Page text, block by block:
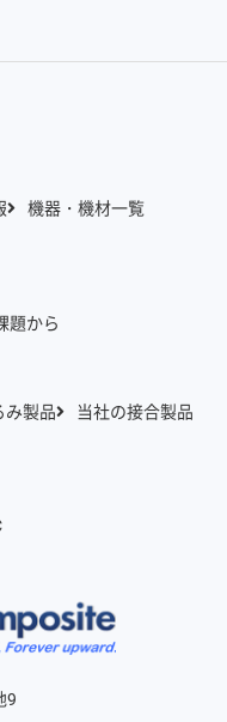
9
機器・機材一覧
題から
み製品
当社の接合製品